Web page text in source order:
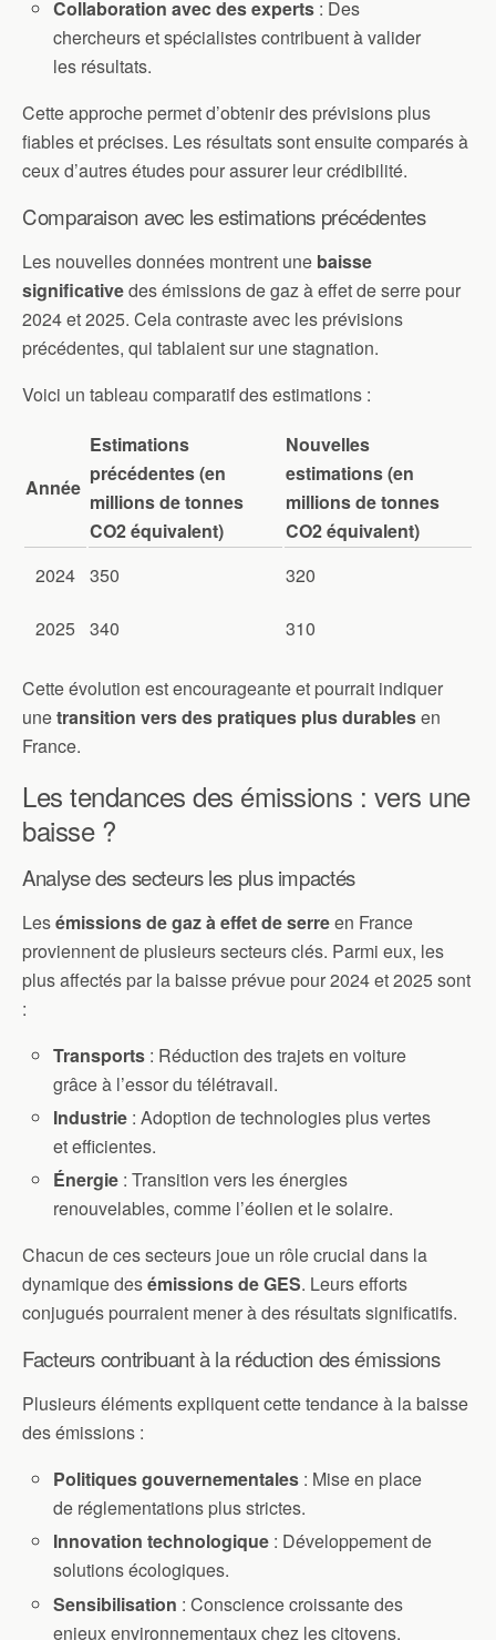
Collaboration avec des experts : Des
chercheurs et spécialistes contribuent à valider
les résultats.
Cette approche permet d’obtenir des prévisions plus
fiables et précises. Les résultats sont ensuite comparés à
ceux d’autres études pour assurer leur crédibilité.
Comparaison avec les estimations précédentes
Les nouvelles données montrent une baisse
significativedes émissions de gaz à effet de serre pour
2024 et 2025. Cela contraste avec les prévisions
précédentes, qui tablaient sur une stagnation.
Voici un tableau comparatif des estimations :
Année
Estimations
précédentes (en
millions de tonnes
CO2 équivalent)
Nouvelles
estimations (en
millions de tonnes
CO2 équivalent)
2024 350 320
2025 340 310
Cette évolution est encourageante et pourrait indiquer
unetransition vers des pratiques plus durablesen
France.
Les tendances des émissions : vers une
baisse ?
Analyse des secteurs les plus impactés
Lesémissions de gaz à effet de serreen France
proviennent de plusieurs secteurs clés. Parmi eux, les
plus affectés par la baisse prévue pour 2024 et 2025 sont
:
Transports : Réduction des trajets en voiture
grâce à l’essor du télétravail.
Industrie : Adoption de technologies plus vertes
et efficientes.
Énergie : Transition vers les énergies
renouvelables, comme l’éolien et le solaire.
Chacun de ces secteurs joue un rôle crucial dans la
dynamique desémissions de GES. Leurs efforts
conjugués pourraient mener à des résultats significatifs.
Facteurs contribuant à la réduction des émissions
Plusieurs éléments expliquent cette tendance à la baisse
des émissions :
Politiques gouvernementales : Mise en place
de réglementations plus strictes.
Innovation technologique : Développement de
solutions écologiques.
Sensibilisation : Conscience croissante des
enjeux environnementaux chez les citoyens.